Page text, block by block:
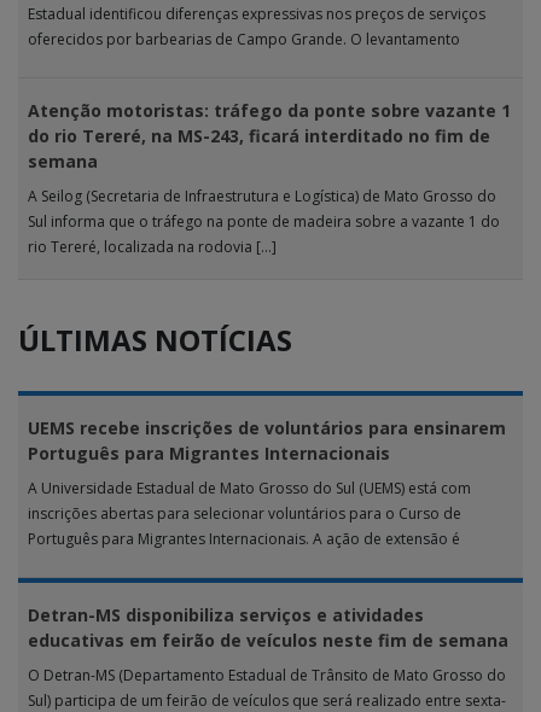
Estadual identificou diferenças expressivas nos preços de serviços
oferecidos por barbearias de Campo Grande. O levantamento
Atenção motoristas: tráfego da ponte sobre vazante 1
do rio Tereré, na MS-243, ficará interditado no fim de
semana
A Seilog (Secretaria de Infraestrutura e Logística) de Mato Grosso do
Sul informa que o tráfego na ponte de madeira sobre a vazante 1 do
rio Tereré, localizada na rodovia […]
ÚLTIMAS NOTÍCIAS
UEMS recebe inscrições de voluntários para ensinarem
Português para Migrantes Internacionais
A Universidade Estadual de Mato Grosso do Sul (UEMS) está com
inscrições abertas para selecionar voluntários para o Curso de
Português para Migrantes Internacionais. A ação de extensão é
Detran-MS disponibiliza serviços e atividades
educativas em feirão de veículos neste fim de semana
O Detran-MS (Departamento Estadual de Trânsito de Mato Grosso do
Sul) participa de um feirão de veículos que será realizado entre sexta-